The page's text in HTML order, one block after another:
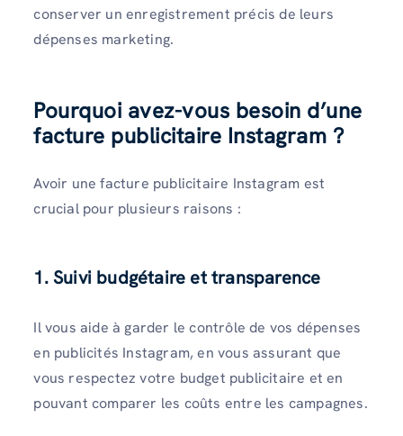
conserver un enregistrement précis de leurs
dépenses marketing.
Pourquoi avez-vous besoin d’une
facture publicitaire Instagram ?
Avoir une facture publicitaire Instagram est
crucial pour plusieurs raisons :
1. Suivi budgétaire et transparence
Il vous aide à garder le contrôle de vos dépenses
en publicités Instagram, en vous assurant que
vous respectez votre budget publicitaire et en
pouvant comparer les coûts entre les campagnes.